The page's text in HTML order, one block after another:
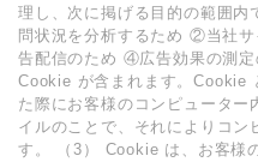
理し、次に掲げる⽬的の範囲
問状況を分析するため ②当社
告配信のため ④広告効果の測定
Cookie が含まれます。Cookie
た際にお客様のコンピューター
イルのことで、それによりコン
す。 （3） Cookie は、お客様